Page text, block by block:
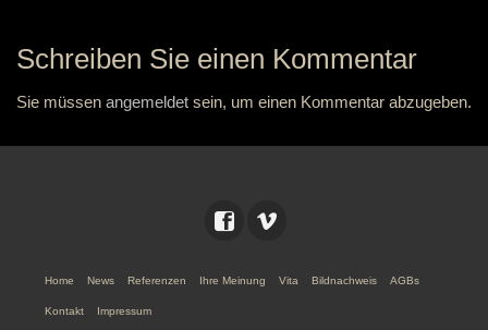
Schreiben Sie einen Kommentar
Sie müssen angemeldet sein, um einen Kommentar abzugeben.
Home News Referenzen Ihre Meinung Vita Bildnachweis AGBs
Kontakt Impressum